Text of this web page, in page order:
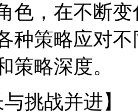
色，在不断
种策略应对
策略深度。
挑战并进】